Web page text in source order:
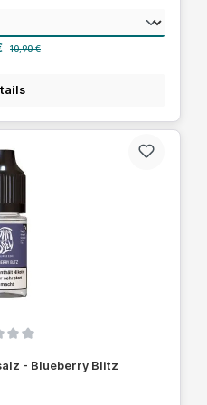
10,90 €
- Blueberry Blitz